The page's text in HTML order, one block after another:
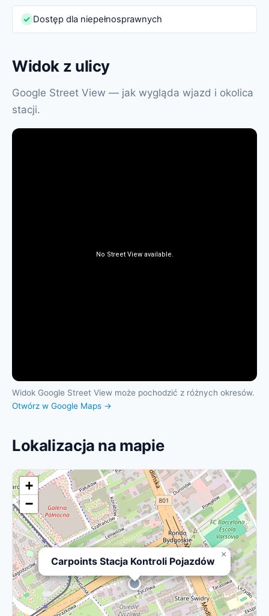
✓ Dostęp dla niepełnosprawnych
Widok z ulicy
Google Street View — jak wygląda wjazd i okolica
stacji.
Widok Google Street View może pochodzić z różnych okresów.
Otwórz w Google Maps →
Lokalizacja na mapie
Carpoints Stacja Kontroli Pojazdów
×
+
−